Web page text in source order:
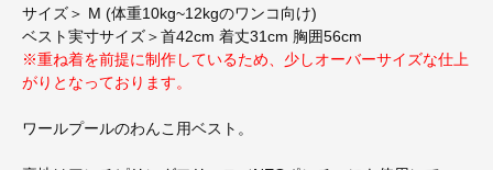
サイズ＞ M (体重10kg~12kgのワンコ向け)
ベスト実寸サイズ＞首42cm 着丈31cm 胸囲56cm
※重ね着を前提に制作しているため、少しオーバーサイズな仕上
がりとなっております。
ワールプールのわんこ用ベスト。